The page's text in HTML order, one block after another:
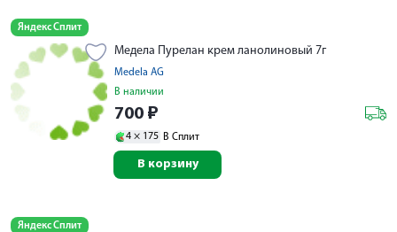
Яндекс Сплит
Медела Пурелан крем ланолиновый 7г
Medela AG
В наличии
700 ₽
4 × 175 В Сплит
В корзину
Яндекс Сплит